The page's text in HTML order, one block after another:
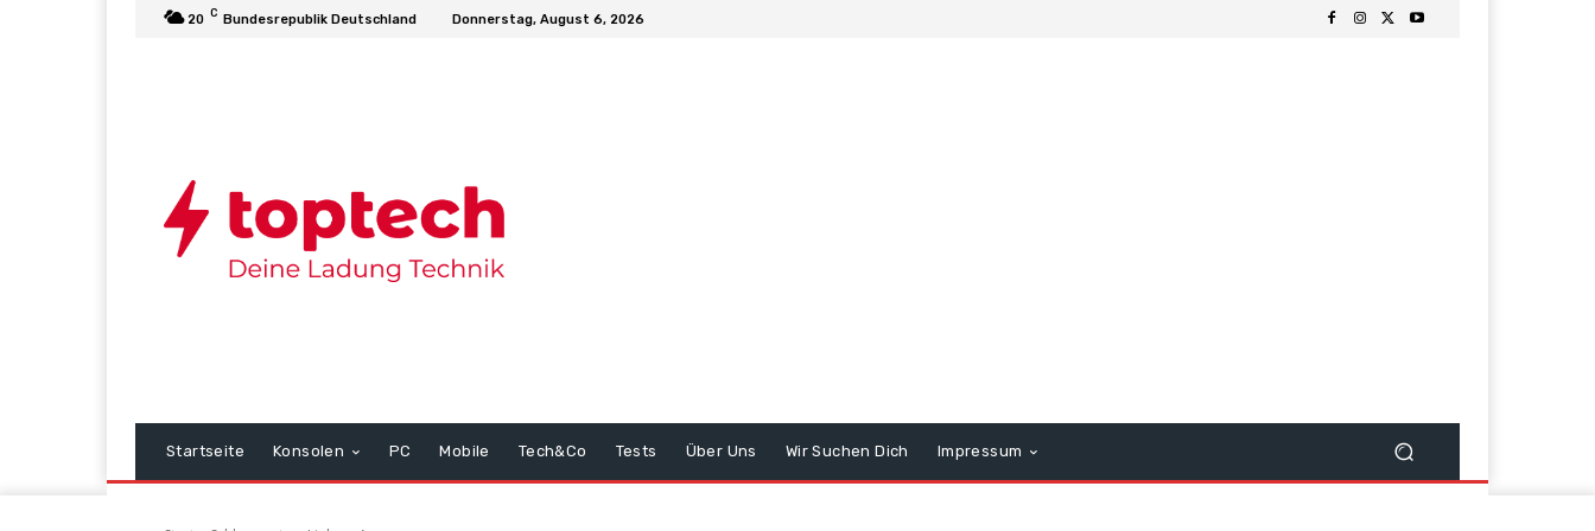
20 C Bundesrepublik Deutschland Donnerstag, August 6, 2026
Startseite Konsolen PC Mobile Tech&Co Tests Über Uns Wir Suchen Dich Impressum